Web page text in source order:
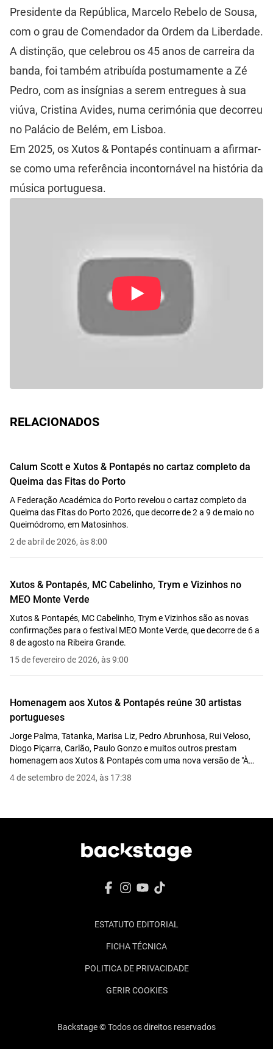
Presidente da República, Marcelo Rebelo de Sousa,
com o grau de Comendador da Ordem da Liberdade.
A distinção, que celebrou os 45 anos de carreira da
banda, foi também atribuída postumamente a Zé
Pedro, com as insígnias a serem entregues à sua
viúva, Cristina Avides, numa cerimónia que decorreu
no Palácio de Belém, em Lisboa.
Em 2025, os Xutos & Pontapés continuam a afirmar-
se como uma referência incontornável na história da
música portuguesa.
RELACIONADOS
Calum Scott e Xutos & Pontapés no cartaz completo da
Queima das Fitas do Porto
A Federação Académica do Porto revelou o cartaz completo da
Queima das Fitas do Porto 2026, que decorre de 2 a 9 de maio no
Queimódromo, em Matosinhos.
2 de abril de 2026, às 8:00
Xutos & Pontapés, MC Cabelinho, Trym e Vizinhos no
MEO Monte Verde
Xutos & Pontapés, MC Cabelinho, Trym e Vizinhos são as novas
confirmações para o festival MEO Monte Verde, que decorre de 6 a
8 de agosto na Ribeira Grande.
15 de fevereiro de 2026, às 9:00
Homenagem aos Xutos & Pontapés reúne 30 artistas
portugueses
Jorge Palma, Tatanka, Marisa Liz, Pedro Abrunhosa, Rui Veloso,
Diogo Piçarra, Carlão, Paulo Gonzo e muitos outros prestam
homenagem aos Xutos & Pontapés com uma nova versão de "À
Minha Maneira".
4 de setembro de 2024, às 17:38
ESTATUTO EDITORIAL
FICHA TÉCNICA
POLITICA DE PRIVACIDADE
GERIR COOKIES
Backstage © Todos os direitos reservados